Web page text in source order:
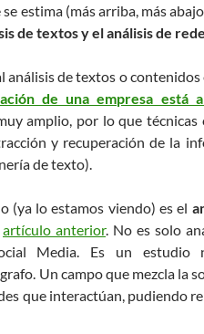
estima (más arriba, más
de textos y el análisis de
análisis de textos o
de una empresa está
amplio, por lo que
y recuperación de la
de texto).
(ya lo estamos viendo) es el
artículo anterior. No es solo
Media. Es un estudio
Un campo que mezcla la
que interactúan, pudiendo